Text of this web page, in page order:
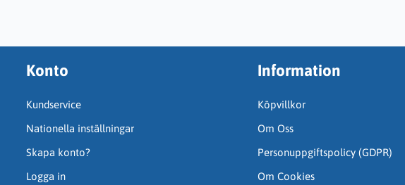
Konto
Kundservice
Nationella inställningar
Skapa konto?
Logga in
Information
Köpvillkor
Om Oss
Personuppgiftspolicy (GDPR)
Om Cookies